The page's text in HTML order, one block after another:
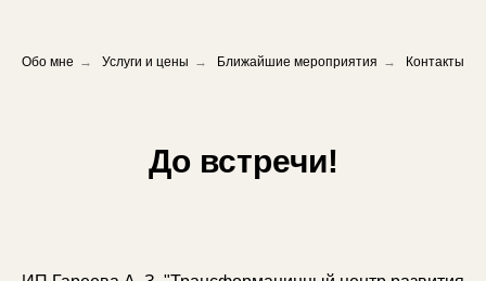
Обо мне → Услуги и цены → Ближайшие мероприятия → Контакты
До встречи!